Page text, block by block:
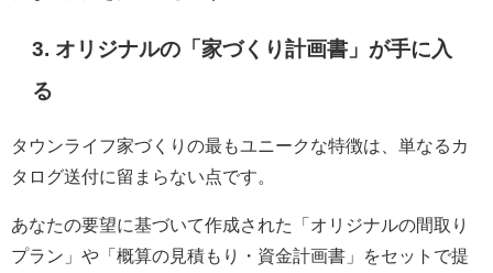
3. オリジナルの「家づくり計画書」が手に入
る
タウンライフ家づくりの最もユニークな特徴は、単なるカ
タログ送付に留まらない点です。
あなたの要望に基づいて作成された「オリジナルの間取り
プラン」や「概算の見積もり・資金計画書」をセットで提